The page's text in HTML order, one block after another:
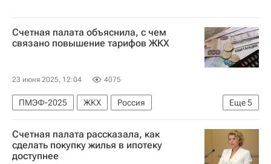
Счетная палата объяснила, с чем
связано повышение тарифов ЖКХ
23 июня 2025, 12:04 4075
Еще5
ПМЭФ-2025 ЖКХ
Россия
Республика Дагестан
Республика Ингушетия
Наталья Трунова
Госдума РФ
Министерство строительства и жилищно-коммунального хозяйства РФ (Минстрой России)
Счетная палата рассказала, как
сделать покупку жилья в ипотеку
доступнее